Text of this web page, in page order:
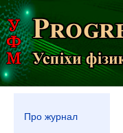
Про журнал